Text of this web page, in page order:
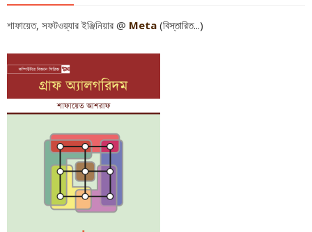
শাফায়েত, সফটওয়্যার ইঞ্জিনিয়ার @ Meta (বিস্তারিত...)